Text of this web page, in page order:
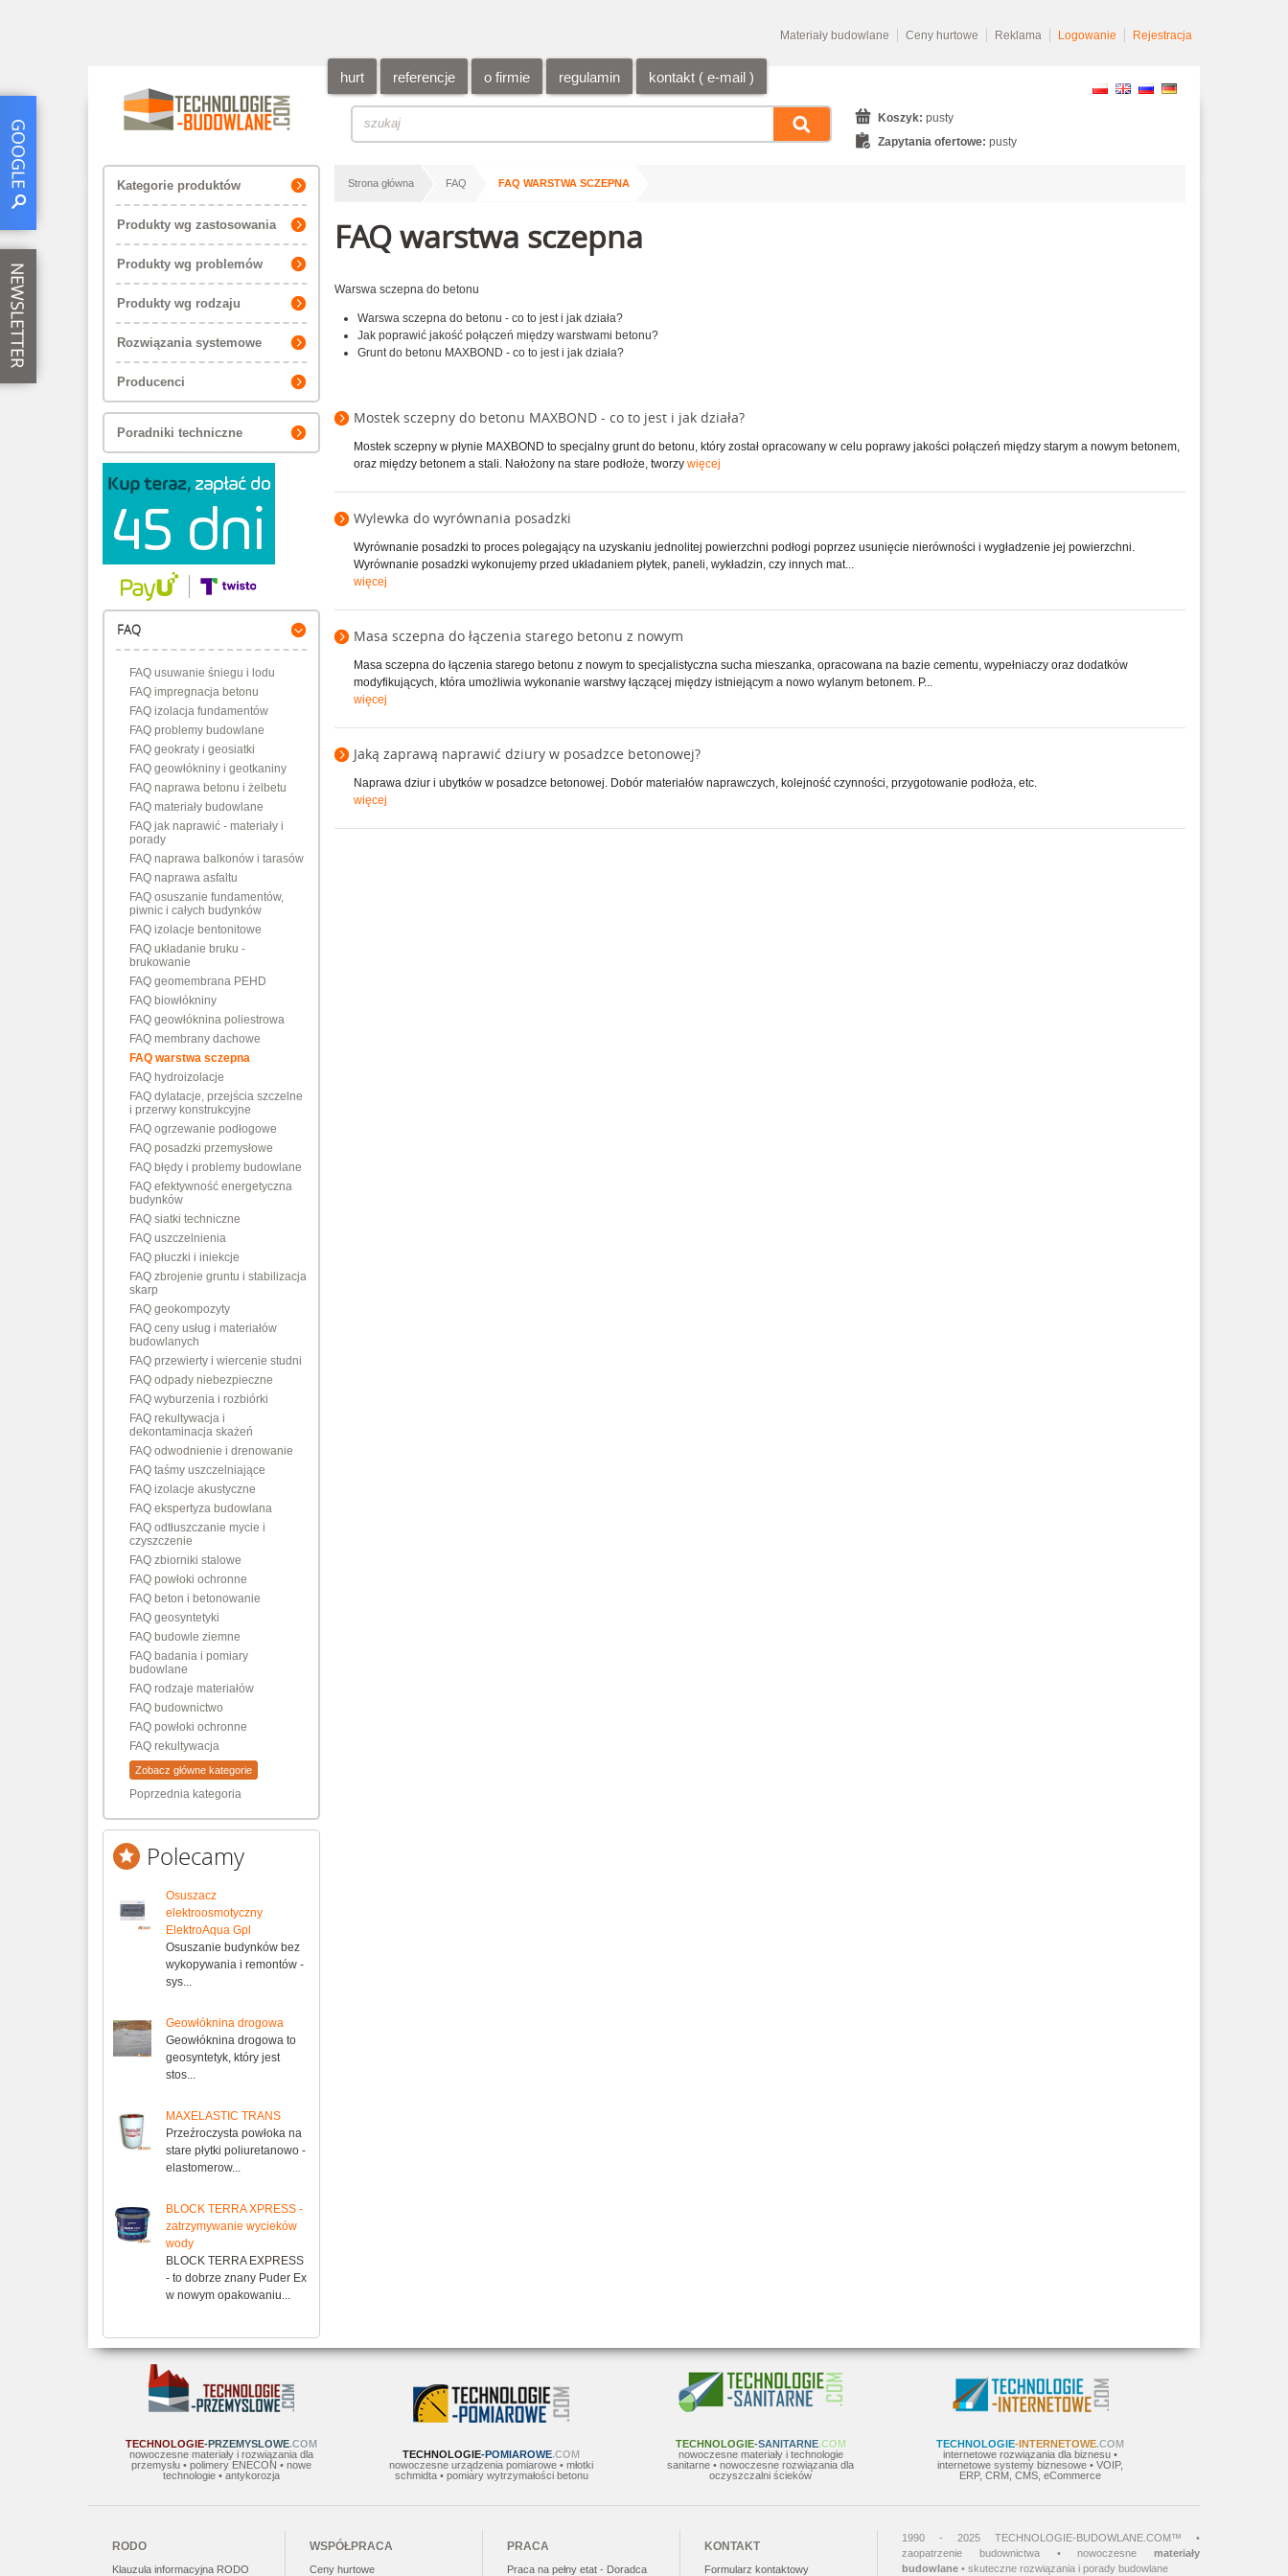
Materiały budowlane Ceny hurtowe Reklama Logowanie Rejestracja
hurt referencje o firmie regulamin kontakt ( e-mail )
Koszyk: pusty
Zapytania ofertowe: pusty
Kategorie produktów
Produkty wg zastosowania
Produkty wg problemów
Produkty wg rodzaju
Rozwiązania systemowe
Producenci
Poradniki techniczne
FAQ
FAQ usuwanie śniegu i lodu
FAQ impregnacja betonu
FAQ izolacja fundamentów
FAQ problemy budowlane
FAQ geokraty i geosiatki
FAQ geowłókniny i geotkaniny
FAQ naprawa betonu i żelbetu
FAQ materiały budowlane
FAQ jak naprawić - materiały i
porady
FAQ naprawa balkonów i tarasów
FAQ naprawa asfaltu
FAQ osuszanie fundamentów,
piwnic i całych budynków
FAQ izolacje bentonitowe
FAQ układanie bruku -
brukowanie
FAQ geomembrana PEHD
FAQ biowłókniny
FAQ geowłóknina poliestrowa
FAQ membrany dachowe
FAQ warstwa sczepna
FAQ hydroizolacje
FAQ dylatacje, przejścia szczelne
i przerwy konstrukcyjne
FAQ ogrzewanie podłogowe
FAQ posadzki przemysłowe
FAQ błędy i problemy budowlane
FAQ efektywność energetyczna
budynków
FAQ siatki techniczne
FAQ uszczelnienia
FAQ płuczki i iniekcje
FAQ zbrojenie gruntu i stabilizacja
skarp
FAQ geokompozyty
FAQ ceny usług i materiałów
budowlanych
FAQ przewierty i wiercenie studni
FAQ odpady niebezpieczne
FAQ wyburzenia i rozbiórki
FAQ rekultywacja i
dekontaminacja skażeń
FAQ odwodnienie i drenowanie
FAQ taśmy uszczelniające
FAQ izolacje akustyczne
FAQ ekspertyza budowlana
FAQ odtłuszczanie mycie i
czyszczenie
FAQ zbiorniki stalowe
FAQ powłoki ochronne
FAQ beton i betonowanie
FAQ geosyntetyki
FAQ budowle ziemne
FAQ badania i pomiary
budowlane
FAQ rodzaje materiałów
FAQ budownictwo
FAQ powłoki ochronne
FAQ rekultywacja
Zobacz główne kategorie
Poprzednia kategoria
Polecamy
Osuszacz
elektroosmotyczny
ElektroAqua Gpl
Osuszanie budynków bez
wykopywania i remontów -
sys...
Geowłóknina drogowa
Geowłóknina drogowa to
geosyntetyk, który jest
stos...
MAXELASTIC TRANS
Przeźroczysta powłoka na
stare płytki poliuretanowo -
elastomerow...
BLOCK TERRA XPRESS -
zatrzymywanie wycieków
wody
BLOCK TERRA EXPRESS
- to dobrze znany Puder Ex
w nowym opakowaniu...
Strona główna FAQ FAQ WARSTWA SCZEPNA
FAQ warstwa sczepna
Warswa sczepna do betonu
Warswa sczepna do betonu - co to jest i jak działa?
Jak poprawić jakość połączeń między warstwami betonu?
Grunt do betonu MAXBOND - co to jest i jak działa?
Mostek sczepny do betonu MAXBOND - co to jest i jak działa?
Mostek sczepny w płynie MAXBOND to specjalny grunt do betonu, który został opracowany w celu poprawy jakości połączeń między starym a nowym betonem,
oraz między betonem a stali. Nałożony na stare podłoże, tworzy więcej
Wylewka do wyrównania posadzki
Wyrównanie posadzki to proces polegający na uzyskaniu jednolitej powierzchni podłogi poprzez usunięcie nierówności i wygładzenie jej powierzchni.
Wyrównanie posadzki wykonujemy przed układaniem płytek, paneli, wykładzin, czy innych mat...
więcej
Masa sczepna do łączenia starego betonu z nowym
Masa sczepna do łączenia starego betonu z nowym to specjalistyczna sucha mieszanka, opracowana na bazie cementu, wypełniaczy oraz dodatków
modyfikujących, która umożliwia wykonanie warstwy łączącej między istniejącym a nowo wylanym betonem. P...
więcej
Jaką zaprawą naprawić dziury w posadzce betonowej?
Naprawa dziur i ubytków w posadzce betonowej. Dobór materiałów naprawczych, kolejność czynności, przygotowanie podłoża, etc.
więcej
TECHNOLOGIE-PRZEMYSLOWE.COM
nowoczesne materiały i rozwiązania dla
przemysłu • polimery ENECON • nowe
technologie • antykorozja
TECHNOLOGIE-POMIAROWE.COM
nowoczesne urządzenia pomiarowe • młotki
schmidta • pomiary wytrzymałości betonu
TECHNOLOGIE-SANITARNE.COM
nowoczesne materiały i technologie
sanitarne • nowoczesne rozwiązania dla
oczyszczalni ścieków
TECHNOLOGIE-INTERNETOWE.COM
internetowe rozwiązania dla biznesu •
internetowe systemy biznesowe • VOIP,
ERP, CRM, CMS, eCommerce
RODO
Klauzula informacyjna RODO
WSPÓŁPRACA
Ceny hurtowe
PRACA
Praca na pełny etat - Doradca
KONTAKT
Formularz kontaktowy
1990 - 2025 TECHNOLOGIE-BUDOWLANE.COM™ •
zaopatrzenie budownictwa • nowoczesne materiały
budowlane • skuteczne rozwiązania i porady budowlane